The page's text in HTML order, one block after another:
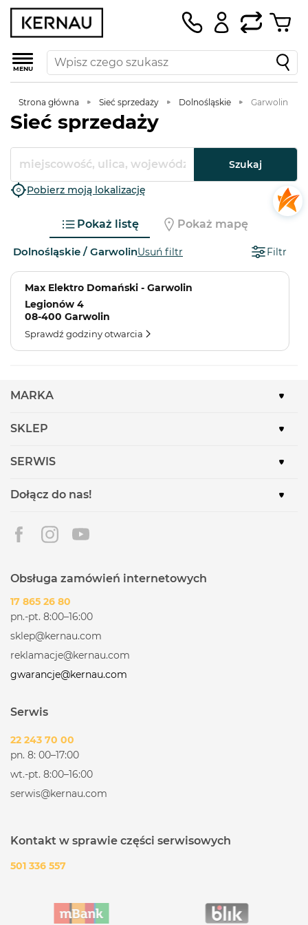
MENU
Strona główna Sieć sprzedaży Dolnośląskie Garwolin
Sieć sprzedaży
Szukaj
Pobierz moją lokalizację
Pokaż listę Pokaż mapę
Dolnośląskie / GarwolinUsuń filtr Filtr
Max Elektro Domański - Garwolin
Legionów 4
08-400 Garwolin
Sprawdź godziny otwarcia
MARKA
SKLEP
SERWIS
Dołącz do nas!
Obsługa zamówień internetowych
17 865 26 80
pn.-pt. 8:00–16:00
sklep@kernau.com
reklamacje@kernau.com
gwarancje@kernau.com
Serwis
22 243 70 00
pn. 8: 00–17:00
wt.-pt. 8:00–16:00
serwis@kernau.com
Kontakt w sprawie części serwisowych
501 336 557